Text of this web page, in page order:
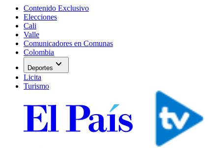
Contenido Exclusivo
Elecciones
Cali
Valle
Comunicadores en Comunas
Colombia
Deportes expand_more
Licita
Turismo